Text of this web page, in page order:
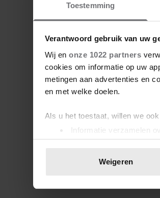
Toestemming
Verantwoord gebruik van uw
Wij en onze 1022 partners
cookies om informatie op uw
metingen aan advertenties en
en met welke doelen.
Als u het toestaat, willen we ook
Informatie verzamelen
Uw apparaat
toestemming op elk moment
We gebruiken cookies om
Weigeren